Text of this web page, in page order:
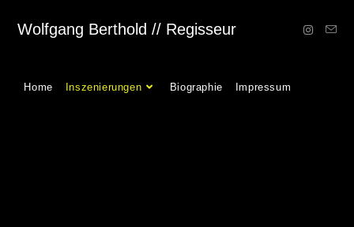
Wolfgang Berthold // Regisseur
Home Inszenierungen Biographie Impressum